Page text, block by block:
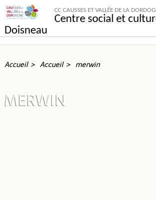
CC CAUSSES ET VALLÉE DE LA
Centre social et
Doisneau
Accueil Accueil merwin
MERWIN